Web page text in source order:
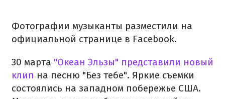
Фотографии музыканты разместили на
официальной странице в Facebook.
30 марта "Океан Эльзы" представили новый
клип на песню "Без тебе". Яркие съемки
состоялись на западном побережье США.